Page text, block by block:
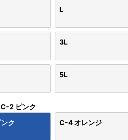
L
3L
5L
C-2 ピンク
ク
C-4 オレンジ